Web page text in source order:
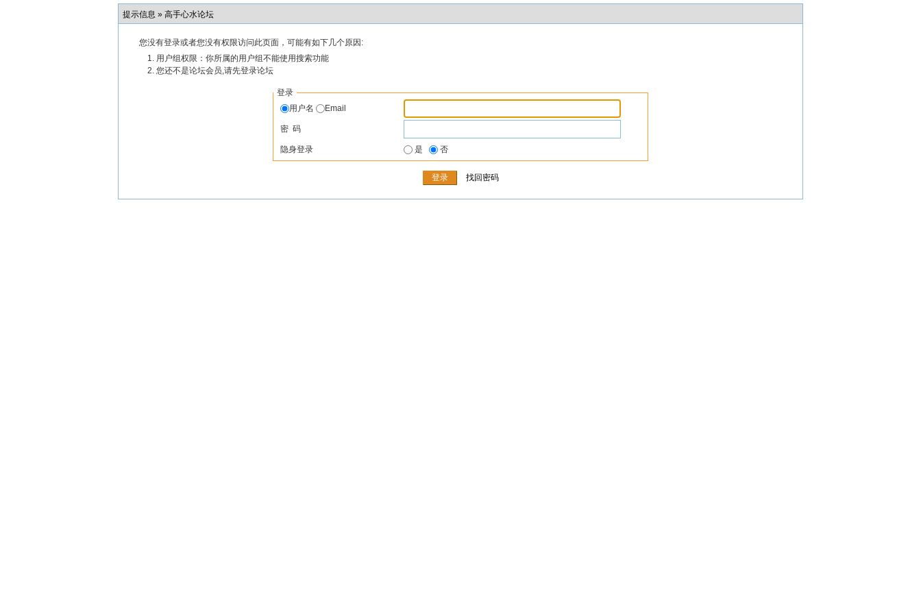
提示信息 » 高手心水论坛
您没有登录或者您没有权限访问此页面，可能有如下几个原因:
用户组权限：你所属的用户组不能使用搜索功能
您还不是论坛会员,请先登录论坛
登录
用户名
Email
密 码
隐身登录 是 否
找回密码